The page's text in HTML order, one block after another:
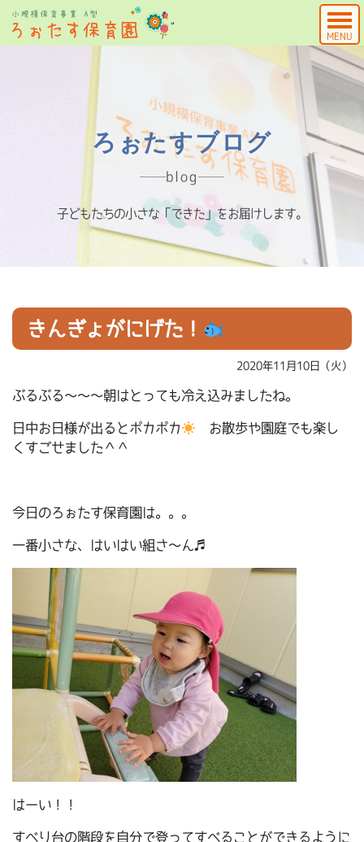
MENU
ろぉたすブログ
blog
子どもたちの小さな「できた」をお届けします。
きんぎょがにげた！
2020年11月10日（火）
ぶるぶる～～～朝はとっても冷え込みましたね。
日中お日様が出るとポカポカ
お散歩や園庭でも楽し
くすごせました＾＾
今日のろぉたす保育園は。。。
一番小さな、はいはい組さ～ん♬
はーい！！
すべり台の階段を自分で登ってすべることができるように